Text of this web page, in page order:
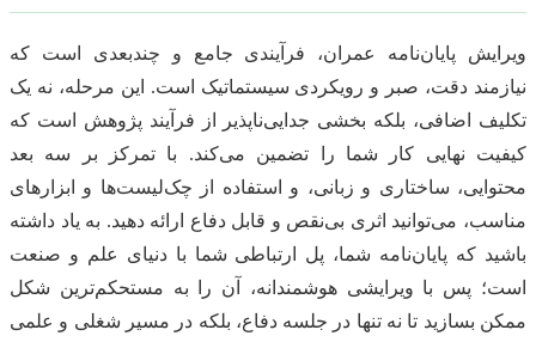
ویرایش پایان‌نامه عمران، فرآیندی جامع و چندبعدی است که
نیازمند دقت، صبر و رویکردی سیستماتیک است. این مرحله، نه یک
تکلیف اضافی، بلکه بخشی جدایی‌ناپذیر از فرآیند پژوهش است که
کیفیت نهایی کار شما را تضمین می‌کند. با تمرکز بر سه بعد
محتوایی، ساختاری و زبانی، و استفاده از چک‌لیست‌ها و ابزارهای
مناسب، می‌توانید اثری بی‌نقص و قابل دفاع ارائه دهید. به یاد داشته
باشید که پایان‌نامه شما، پل ارتباطی شما با دنیای علم و صنعت
است؛ پس با ویرایشی هوشمندانه، آن را به مستحکم‌ترین شکل
ممکن بسازید تا نه تنها در جلسه دفاع، بلکه در مسیر شغلی و علمی